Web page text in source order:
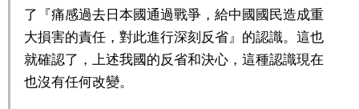
了『痛感過去日本國通過戰爭，給中國國民造成重
大損害的責任，對此進行深刻反省』的認識。這也
就確認了，上述我國的反省和決心，這種認識現在
也沒有任何改變。